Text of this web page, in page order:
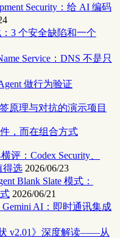
Security：给 AI 编码
3 个安全缺陷和一个
Service：DNS 不是只
做行为验证
原理与对抗的演示项目
，而在组合方式
评：Codex Security、
得选 2026/06/23
Blank Slate 模式：
2026/06/21
Gemini AI：即时通讯集成
v2.01》深度解读——从